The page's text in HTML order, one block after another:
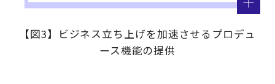
【図3】ビジネス立ち上げを加速させるプロデュ
ース機能の提供